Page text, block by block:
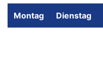
Montag Dienstag